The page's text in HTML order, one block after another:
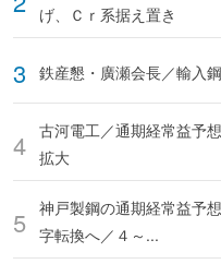
げ、Ｃｒ系据え置き
鉄産懇・廣瀬会長／輸入
古河電工／通期経常益予
拡大
神戸製鋼の通期経常益予
字転換へ／４～...